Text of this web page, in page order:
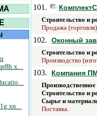
101.
Строительство и
Продажа
102. Оконный
Строительство и
Производство
103. Компания
Строительство и
Сырье и
Поставка.